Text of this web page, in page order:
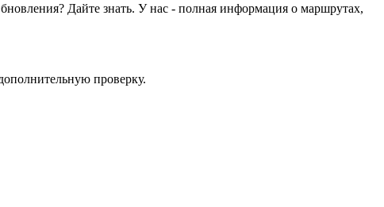
Дайте знать. У нас - полная информация о маршрутах,
проверку.